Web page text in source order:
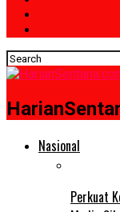
Nasional
Perkuat